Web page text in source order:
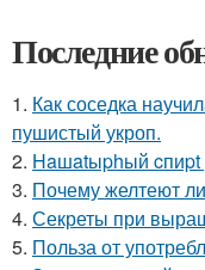
Последние
1. Как соседка
пушистый укроп.
2. Haшatыphый cпиpt
3. Почему желтеют
4. Секреты при
5. Польза от